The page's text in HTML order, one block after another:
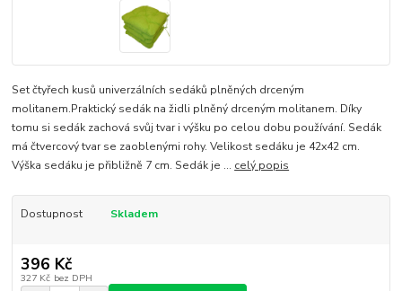
Set čtyřech kusů univerzálních sedáků plněných drceným
molitanem.Praktický sedák na židli plněný drceným molitanem. Díky
tomu si sedák zachová svůj tvar i výšku po celou dobu používání. Sedák
má čtvercový tvar se zaoblenými rohy. Velikost sedáku je 42x42 cm.
Výška sedáku je přibližně 7 cm. Sedák je ... celý popis
Dostupnost Skladem
396 Kč
327 Kč bez DPH